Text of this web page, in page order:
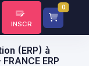
INSCR
0
(ERP) à
ERP